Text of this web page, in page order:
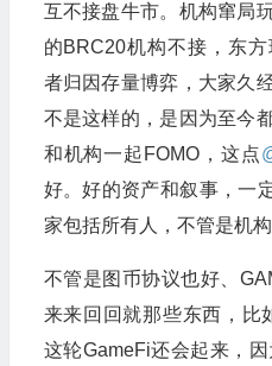
互不接盘牛市。机构窜局
的BRC20机构不接，东
者归因存量博弈，大家久
不是这样的，是因为至今
和机构一起FOMO，这点
好。好的资产和叙事，一
家包括所有人，不管是机构
不管是图币协议也好、
来来回回就那些东西，比
这轮GameFi还会起来，